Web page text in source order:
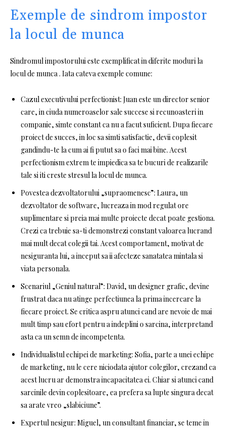
Exemple de sindrom impostor
la locul de munca
Sindromul impostorului este exemplificat in diferite moduri la
locul de munca . Iata cateva exemple comune:
Cazul executivului perfectionist: Juan este un director senior
care, in ciuda numeroaselor sale succese si recunoasteri in
companie, simte constant ca nu a facut suficient. Dupa fiecare
proiect de succes, in loc sa simti satisfactie, devii coplesit
gandindu-te la cum ai fi putut sa o faci mai bine. Acest
perfectionism extrem te impiedica sa te bucuri de realizarile
tale si iti creste stresul la locul de munca.
Povestea dezvoltatorului „supraomenesc”: Laura, un
dezvoltator de software, lucreaza in mod regulat ore
suplimentare si preia mai multe proiecte decat poate gestiona.
Crezi ca trebuie sa-ti demonstrezi constant valoarea lucrand
mai mult decat colegii tai. Acest comportament, motivat de
nesiguranta lui, a inceput sa ii afecteze sanatatea mintala si
viata personala.
Scenariul „Geniul natural”: David, un designer grafic, devine
frustrat daca nu atinge perfectiunea la prima incercare la
fiecare proiect. Se critica aspru atunci cand are nevoie de mai
mult timp sau efort pentru a indeplini o sarcina, interpretand
asta ca un semn de incompetenta.
Individualistul echipei de marketing: Sofia, parte a unei echipe
de marketing, nu le cere niciodata ajutor colegilor, crezand ca
acest lucru ar demonstra incapacitatea ei. Chiar si atunci cand
sarcinile devin coplesitoare, ea prefera sa lupte singura decat
sa arate vreo „slabiciune”.
Expertul nesigur: Miguel, un consultant financiar, se teme in